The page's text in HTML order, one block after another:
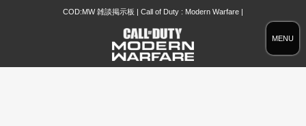
MENU
COD:MW 雑談掲示板 | Call of Duty : Modern Warfare |